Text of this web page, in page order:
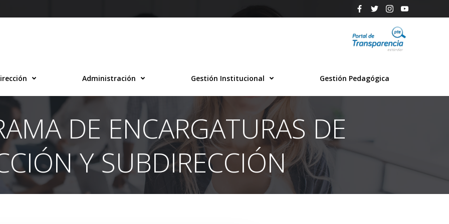
Administración Gestión Institucional Gestión Pedagógica
DE ENCARGATURAS DE
Y SUBDIRECCIÓN